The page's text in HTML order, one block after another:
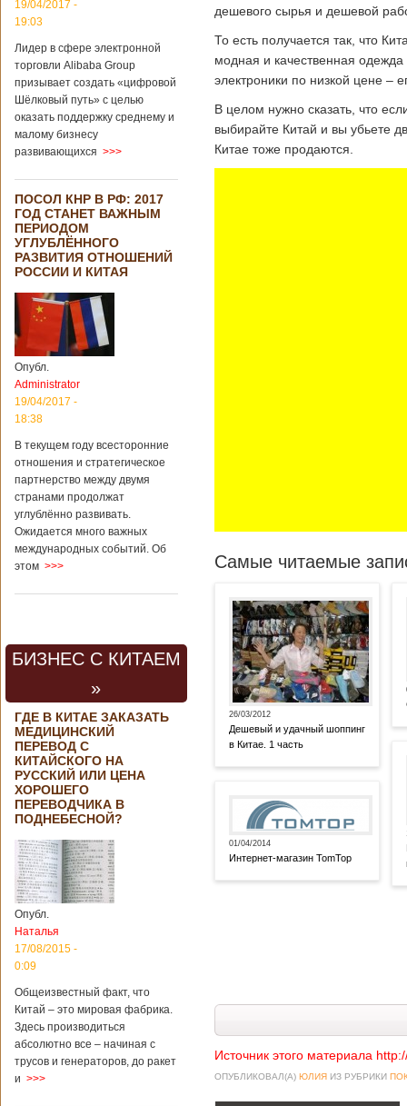
19/04/2017 -
19:03
Лидер в сфере электронной
торговли Alibaba Group
призывает создать «цифровой
Шёлковый путь» с целью
оказать поддержку среднему и
малому бизнесу
развивающихся >>>
ПОСОЛ КНР В РФ: 2017
ГОД СТАНЕТ ВАЖНЫМ
ПЕРИОДОМ
УГЛУБЛЁННОГО
РАЗВИТИЯ ОТНОШЕНИЙ
РОССИИ И КИТАЯ
Опубл.
Administrator
19/04/2017 -
18:38
В текущем году всесторонние
отношения и стратегическое
партнерство между двумя
странами продолжат
углублённо развивать.
Ожидается много важных
международных событий. Об
этом >>>
БИЗНЕС С КИТАЕМ
»
ГДЕ В КИТАЕ ЗАКАЗАТЬ
МЕДИЦИНСКИЙ
ПЕРЕВОД С
КИТАЙСКОГО НА
РУССКИЙ ИЛИ ЦЕНА
ХОРОШЕГО
ПЕРЕВОДЧИКА В
ПОДНЕБЕСНОЙ?
Опубл.
Наталья
17/08/2015 -
0:09
Общеизвестный факт, что
Китай – это мировая фабрика.
Здесь производиться
абсолютно все – начиная с
трусов и генераторов, до ракет
и >>>
дешевого сырья и дешевой
То есть получается так, что
модная и качественная
электроники по низкой цене –
В целом нужно сказать, что
выбирайте Китай и вы убьете
Китае тоже продаются.
Самые читаемые
26/03/2012
Дешевый и удачный шоппинг
в Китае. 1 часть
01/04/2014
Интернет-магазин TomTop
Источник этого материала
ОПУБЛИКОВАЛ(А) ЮЛИЯ ИЗ РУБРИКИ